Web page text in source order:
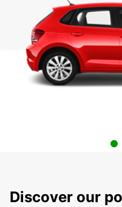
Discover our